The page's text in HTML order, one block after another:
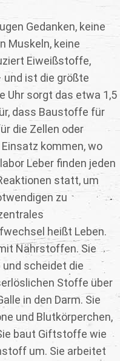
Gedanken, keine
Muskeln, keine
Eiweißstoffe,
ist die größte
Uhr sorgt das etwa 1,5
dass Baustoffe für
die Zellen oder
kommen, wo
Leber finden jeden
statt, um
zu
heißt Leben.
Nährstoffen. Sie
scheidet die
Stoffe über
in den Darm. Sie
und Blutkörperchen,
baut Giftstoffe wie
um. Sie arbeitet